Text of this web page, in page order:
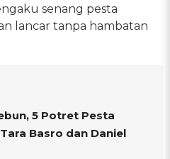
senang pesta
lancar tanpa hambatan
5 Potret Pesta
Basro dan Daniel